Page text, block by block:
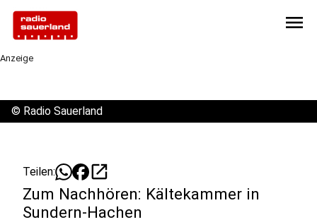
menu
Anzeige
© Radio Sauerland
Teilen: open_in_new
Zum Nachhören: Kältekammer in
Sundern-Hachen